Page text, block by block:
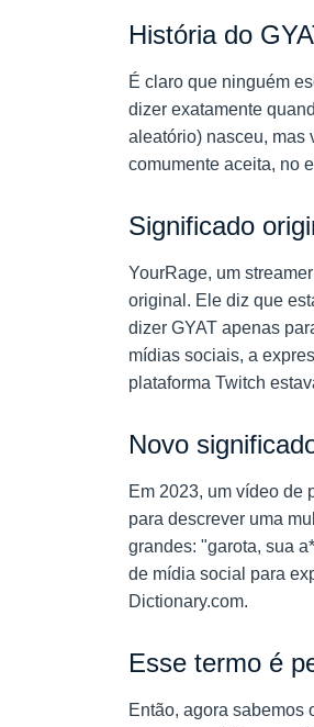
História do
É claro que ninguém
dizer exatamente
aleatório) nasceu, mas
comumente aceita, no
Significado
YourRage, um
original. Ele diz que
dizer GYAT apenas
mídias sociais, a
plataforma Twitch
Novo
Em 2023, um vídeo de
para descrever uma
grandes: "garota, sua
de mídia social para
Dictionary.com.
Esse termo é
Então, agora sabemos